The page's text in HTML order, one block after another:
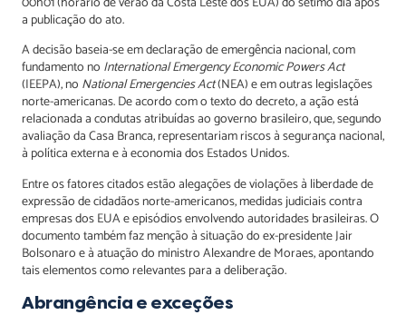
a publicação do ato.
A decisão baseia-se em declaração de emergência nacional, com
fundamento no International Emergency Economic Powers Act
(IEEPA), no National Emergencies Act(NEA) e em outras legislações
norte-americanas. De acordo com o texto do decreto, a ação está
relacionada a condutas atribuídas ao governo brasileiro, que, segundo
avaliação da Casa Branca, representariam riscos à segurança nacional,
à política externa e à economia dos Estados Unidos.
Entre os fatores citados estão alegações de violações à liberdade de
expressão de cidadãos norte-americanos, medidas judiciais contra
empresas dos EUA e episódios envolvendo autoridades brasileiras. O
documento também faz menção à situação do ex-presidente Jair
Bolsonaro e à atuação do ministro Alexandre de Moraes, apontando
tais elementos como relevantes para a deliberação.
Abrangência e exceções